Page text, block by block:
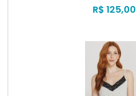
R$ 125,00